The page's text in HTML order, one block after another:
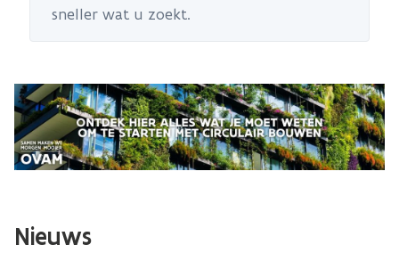
sneller wat u zoekt.
Nieuws